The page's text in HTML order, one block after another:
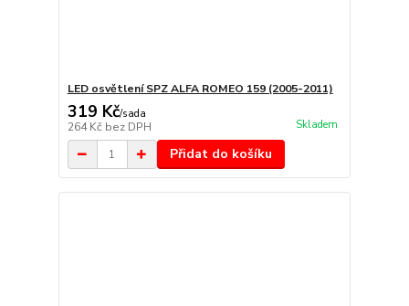
LED osvětlení SPZ ALFA ROMEO 159 (2005-2011)
319 Kč/sada
264 Kč bez DPH Skladem
Přidat do košíku